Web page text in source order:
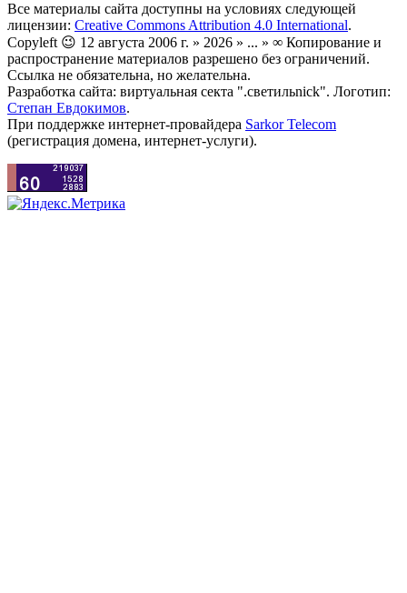
Все материалы сайта доступны на условиях следующей
лицензии: Creative Commons Attribution 4.0 International.
Copyleft 😉 12 августа 2006 г. » 2026 » ... » ∞ Копирование и
распространение материалов разрешено без ограничений.
Ссылка не обязательна, но желательна.
Разработка сайта: виртуальная секта ".светильnick". Логотип:
Степан Евдокимов.
При поддержке интернет-провайдера Sarkor Telecom
(регистрация домена, интернет-услуги).